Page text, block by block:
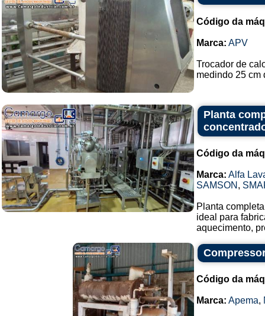
Código da
Marca: APV
Trocador de
medindo 25 cm
Planta
Código da
Marca: Alfa
SAMSON ,
Planta
ideal para
aquecimento,
Código da
Marca: Apema,